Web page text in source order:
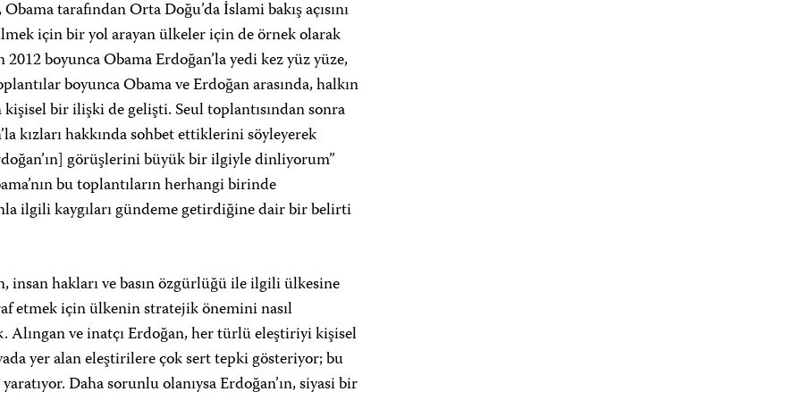
tarafından Orta Doğu’da İslami bakış açısını
için bir yol arayan ülkeler için de örnek olarak
boyunca Obama Erdoğan’la yedi kez yüz yüze,
boyunca Obama ve Erdoğan arasında, halkın
bir ilişki de gelişti. Seul toplantısından sonra
kızları hakkında sohbet ettiklerini söyleyerek
görüşlerini büyük bir ilgiyle dinliyorum”
bu toplantıların herhangi birinde
ilgili kaygıları gündeme getirdiğine dair bir belirti
insan hakları ve basın özgürlüğü ile ilgili ülkesine
etmek için ülkenin stratejik önemini nasıl
Alıngan ve inatçı Erdoğan, her türlü eleştiriyi kişisel
yer alan eleştirilere çok sert tepki gösteriyor; bu
Daha sorunlu olanıysa Erdoğan’ın, siyasi bir